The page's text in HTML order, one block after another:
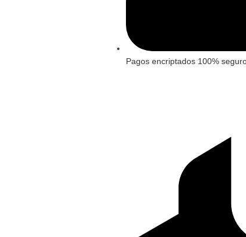
Pagos encriptados 100%